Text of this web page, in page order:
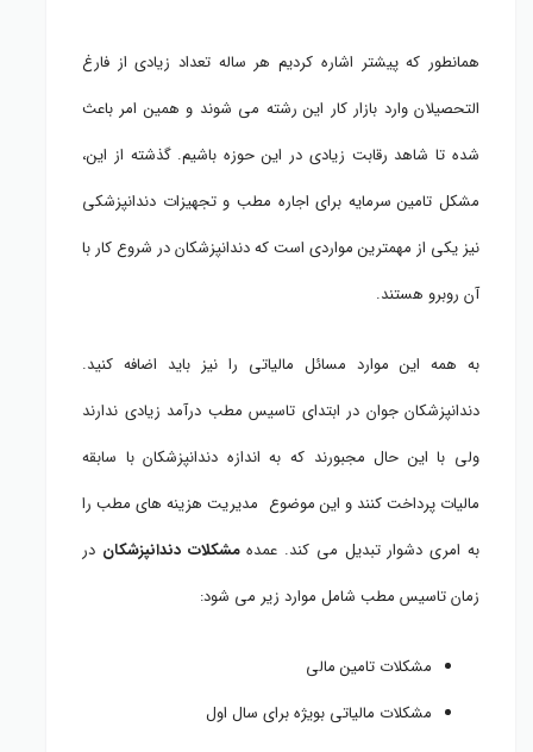
همانطور که پیشتر اشاره کردیم هر ساله تعداد زیادی از فارغ
التحصیلان وارد بازار کار این رشته می شوند و همین امر باعث
شده تا شاهد رقابت زیادی در این حوزه باشیم. گذشته از این،
مشکل تامین سرمایه برای اجاره مطب و تجهیزات دندانپزشکی
نیز یکی از مهمترین مواردی است که دندانپزشکان در شروع کار با
آن روبرو هستند.
به همه این موارد مسائل مالیاتی را نیز باید اضافه کنید.
دندانپزشکان جوان در ابتدای تاسیس مطب درآمد زیادی ندارند
ولی با این حال مجبورند که به اندازه دندانپزشکان با سابقه
مالیات پرداخت کنند و این موضوع مدیریت هزینه های مطب را
به امری دشوار تبدیل می کند. عمدهمشکلات دندانپزشکان در
زمان تاسیس مطب شامل موارد زیر می شود:
مشکلات تامین مالی
مشکلات مالیاتی بویژه برای سال اول